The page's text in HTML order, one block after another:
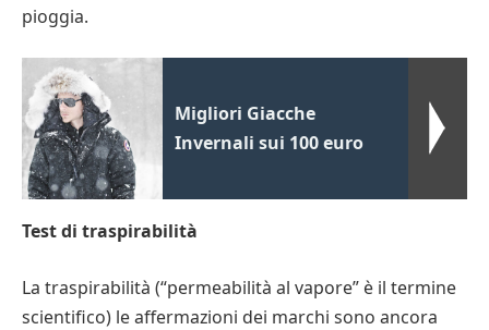
pioggia.
Migliori Giacche
Invernali sui 100 euro
Test di traspirabilità
La traspirabilità (“permeabilità al vapore” è il termine
scientifico) le affermazioni dei marchi sono ancora